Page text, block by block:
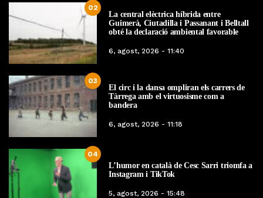
02
La central elèctrica híbrida entre
Guimerà, Ciutadilla i Passanant i Belltall
obté la declaració ambiental favorable
6, agost, 2026 - 11:40
03
El circ i la dansa ompliran els carrers de
Tàrrega amb el virtuosisme com a
bandera
6, agost, 2026 - 11:18
04
L’humor en català de Cesc Sarri triomfa a
Instagram i TikTok
5, agost, 2026 - 15:48